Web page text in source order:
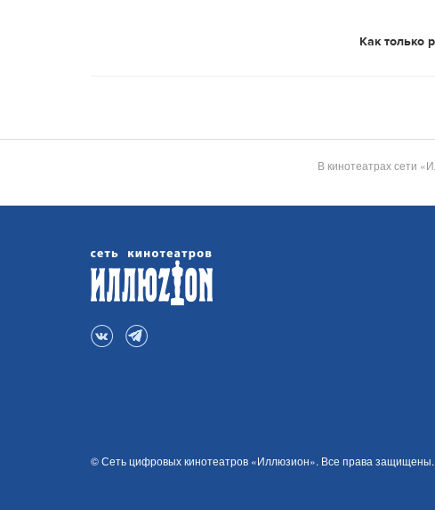
Как только
В кинотеатрах сети
© Сеть цифровых кинотеатров «Иллюзион». Все права защищены.